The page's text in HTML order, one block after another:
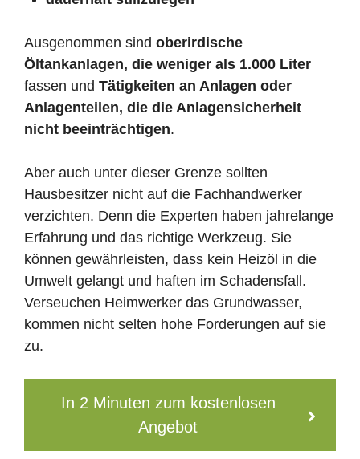
Ausgenommen sind oberirdische
Öltankanlagen, die weniger als 1.000 Liter
fassen und Tätigkeiten an Anlagen oder
Anlagenteilen, die die Anlagensicherheit
nicht beeinträchtigen.
Aber auch unter dieser Grenze sollten
Hausbesitzer nicht auf die Fachhandwerker
verzichten. Denn die Experten haben jahrelange
Erfahrung und das richtige Werkzeug. Sie
können gewährleisten, dass kein Heizöl in die
Umwelt gelangt und haften im Schadensfall.
Verseuchen Heimwerker das Grundwasser,
kommen nicht selten hohe Forderungen auf sie
zu.
In 2 Minuten zum kostenlosen
Angebot